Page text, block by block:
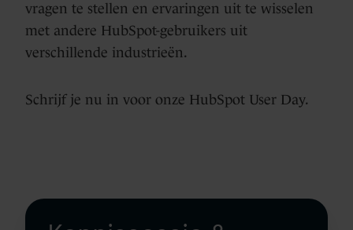
vragen te stellen en ervaringen uit te wisselen
met andere HubSpot-gebruikers uit
verschillende industrieën.
Schrijf je nu in voor onze HubSpot User Day.